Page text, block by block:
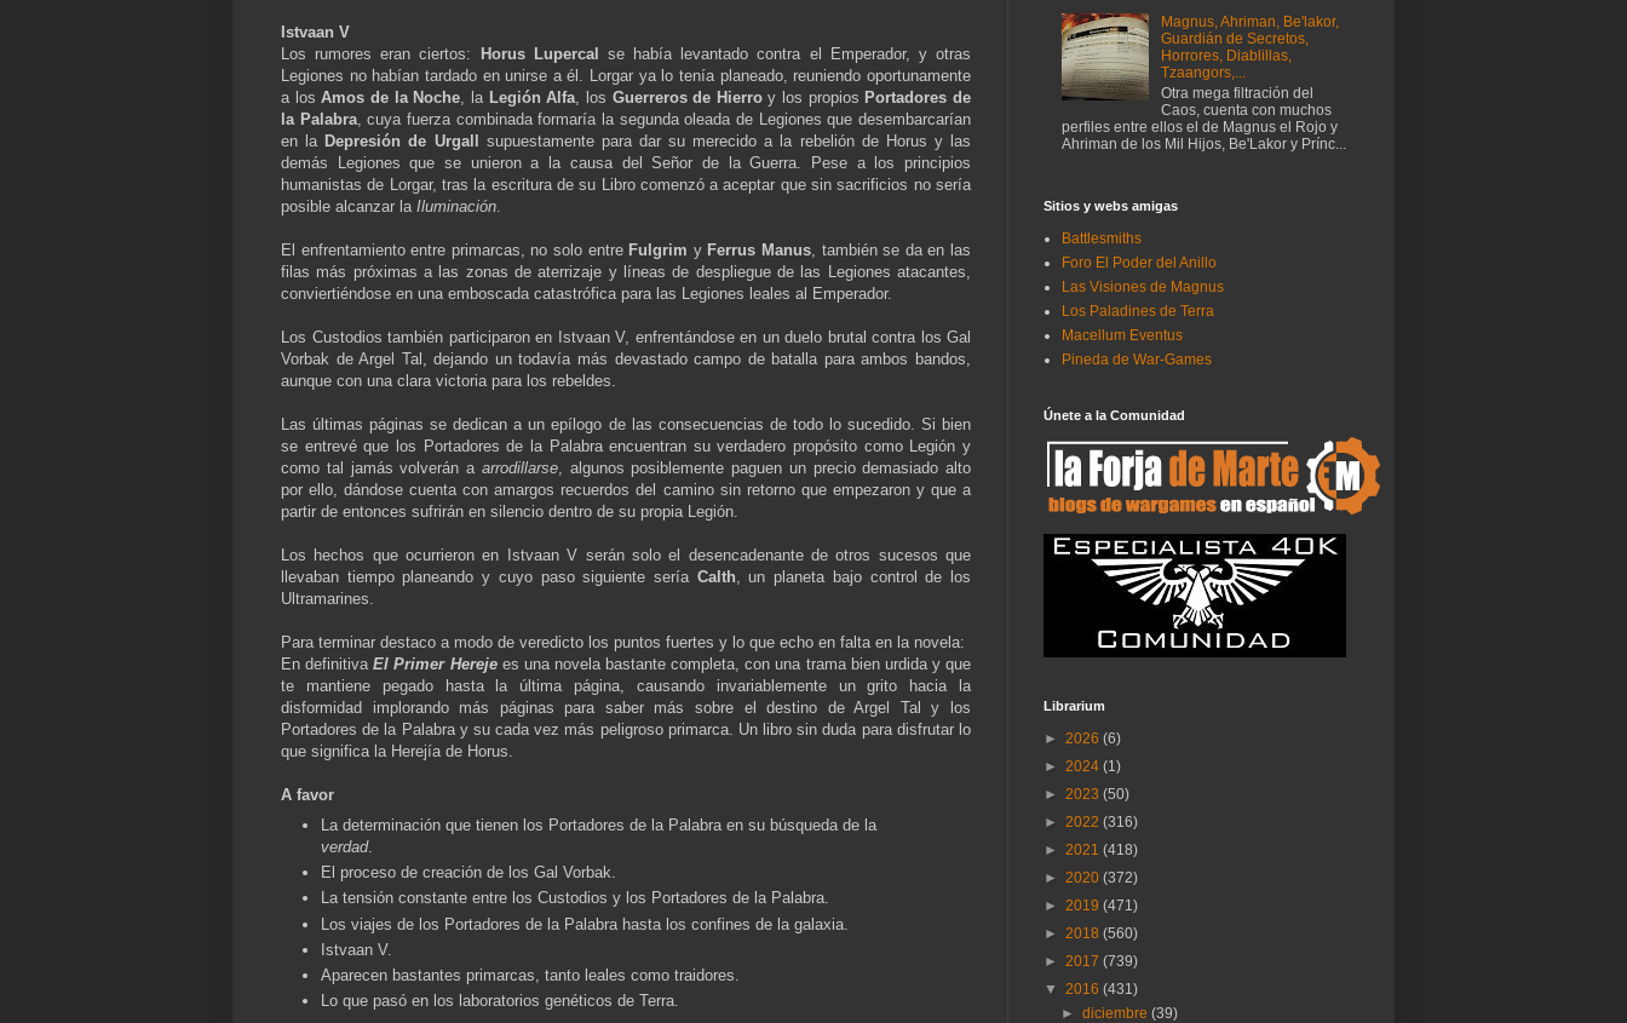
Istvaan V
Los rumores eran ciertos:
Horus Lupercal
se había levantado contra el Emperador, y otras
Legiones no habían tardado en unirse a él. Lorgar ya lo tenía planeado, reuniendo oportunamente
a losAmos de la Noche, la Legión Alfa, los Guerreros de Hierroy los propios Portadores de
la Palabra, cuya fuerza combinada formaría la segunda oleada de Legiones que desembarcarían
en la Depresión de Urgall
supuestamente para dar su merecido a la rebelión de Horus y las
demás Legiones que se unieron a la causa del Señor de la Guerra. Pese a los principios
humanistas de Lorgar, tras la escritura de su Libro comenzó a aceptar que sin sacrificios no sería
posible alcanzar la Iluminación.
El enfrentamiento entre primarcas, no solo entre Fulgrim y Ferrus Manus, también se da en las
filas más próximas a las zonas de aterrizaje y líneas de despliegue de las Legiones atacantes,
conviertiéndose en una emboscada catastrófica para las Legiones leales al Emperador.
Los Custodios también participaron en Istvaan V, enfrentándose en un duelo brutal contra los Gal
Vorbak de Argel Tal, dejando un todavía más devastado campo de batalla para ambos bandos,
aunque con una clara victoria para los rebeldes.
Las últimas páginas se dedican a un epílogo de las consecuencias de todo lo sucedido. Si bien
se entrevé que los Portadores de la Palabra encuentran su verdadero propósito como Legión y
como tal jamás volverán a arrodillarse, algunos posiblemente paguen un precio demasiado alto
por ello, dándose cuenta con amargos recuerdos del camino sin retorno que empezaron y que a
partir de entonces sufrirán en silencio dentro de su propia Legión.
Los hechos que ocurrieron en Istvaan V serán solo el desencadenante de otros sucesos que
llevaban tiempo planeando y cuyo paso siguiente sería Calth, un planeta bajo control de los
Ultramarines.
Para terminar destaco a modo de veredicto los puntos fuertes y lo que echo en falta en la novela:
En definitivaEl Primer Hereje es una novela bastante completa, con una trama bien urdida y que
te mantiene pegado hasta la última página, causando invariablemente un grito hacia la
disformidad implorando más páginas para saber más sobre el destino de Argel Tal y los
Portadores de la Palabra y su cada vez más peligroso primarca. Un libro sin duda para disfrutar lo
que significa la Herejía de Horus.
A favor
La determinación que tienen los Portadores de la Palabra en su búsqueda de la
verdad.
El proceso de creación de los Gal Vorbak.
La tensión constante entre los Custodios y los Portadores de la Palabra.
Los viajes de los Portadores de la Palabra hasta los confines de la galaxia.
Istvaan V.
Aparecen bastantes primarcas, tanto leales como traidores.
Lo que pasó en los laboratorios genéticos de Terra.
Magnus, Ahriman, Be'lakor,
Guardián de Secretos,
Horrores, Diablillas,
Tzaangors,...
Otra mega filtración del
Caos, cuenta con muchos
perfiles entre ellos el de Magnus el Rojo y
Ahriman de los Mil Hijos, Be'Lakor y Prínc...
Sitios y webs amigas
Battlesmiths
Foro El Poder del Anillo
Las Visiones de Magnus
Los Paladines de Terra
Macellum Eventus
Pineda de War-Games
Únete a la Comunidad
Librarium
► 2026 (6)
► 2024 (1)
► 2023 (50)
► 2022 (316)
► 2021 (418)
► 2020 (372)
► 2019 (471)
► 2018 (560)
► 2017 (739)
▼ 2016 (431)
►diciembre(39)